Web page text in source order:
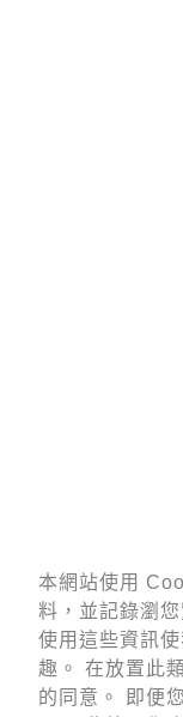
本網站使用
料，並記錄瀏
使用這些資訊
趣。 在放置此
的同意。 即便
本網站使用
料，並記錄瀏
使用這些資訊
趣。 在放置此
的同意。 即便